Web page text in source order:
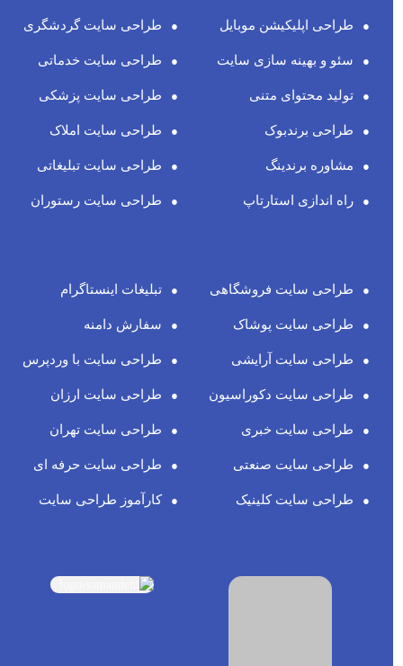
تبلیغات اینستاگرام
سفارش دامنه
طراحی سایت با وردپرس
طراحی سایت ارزان
طراحی سایت تهران
طراحی سایت حرفه ای
کارآموز طراحی سایت
طراحی سایت فروشگاهی
طراحی سایت پوشاک
طراحی سایت آرایشی
طراحی سایت دکوراسیون
طراحی سایت خبری
طراحی سایت صنعتی
طراحی سایت کلینیک
طراحی سایت گردشگری
طراحی سایت خدماتی
طراحی سایت پزشکی
طراحی سایت املاک
طراحی سایت تبلیغاتی
طراحی سایت رستوران
طراحی اپلیکیشن موبایل
سئو و بهینه سازی سایت
تولید محتوای متنی
طراحی برندبوک
مشاوره برندینگ
راه اندازی استارتاپ